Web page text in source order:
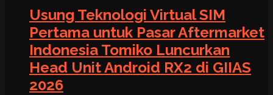
Usung Teknologi Virtual SIM
Pertama untuk Pasar Aftermarket
Indonesia Tomiko Luncurkan
Head Unit Android RX2 di GIIAS
2026